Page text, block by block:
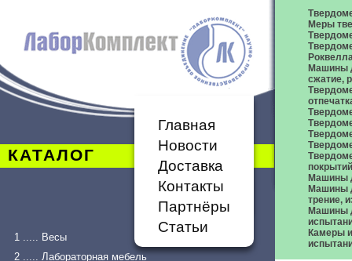
КАТАЛОГ
Главная
Новости
Доставка
Контакты
Партнёры
Статьи
1 ..... Весы
2 ..... Лабораторная мебель
Меры
Машины
сжатие,
покрытий
Машины
Машины
трение,
Машины
Камеры